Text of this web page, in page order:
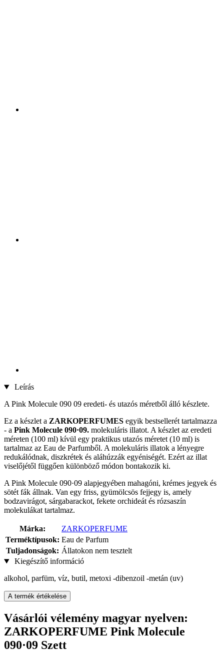
Leírás
A Pink Molecule 090 09 eredeti- és utazós méretből álló készlete.
Ez a készlet a ZARKOPERFUMES egyik bestsellerét tartalmazza
- a Pink Molecule 090·09. molekuláris illatot. A készlet az eredeti
méreten (100 ml) kívül egy praktikus utazós méretet (10 ml) is
tartalmaz az Eau de Parfumből. A molekuláris illatok a lényegre
redukálódnak, diszkrétek és aláhúzzák egyéniségét. Ezért az illat
viselőjétől függően különböző módon bontakozik ki.
A Pink Molecule 090·09 alapjegyében mahagóni, krémes jegyek és
sötét fák állnak. Van egy friss, gyümölcsös fejjegy is, amely
bodzavirágot, sárgabarackot, fekete orchideát és rózsaszín
molekulákat tartalmaz.
Márka:
ZARKOPERFUME
Terméktípusok: Eau de Parfum
Tuljadonságok: Állatokon nem tesztelt
Kiegészítő információ
alkohol, parfüm, víz, butil, metoxi -dibenzoil -metán (uv)
A termék értékelése
Vásárlói vélemény magyar nyelven:
ZARKOPERFUME Pink Molecule
090·09 Szett